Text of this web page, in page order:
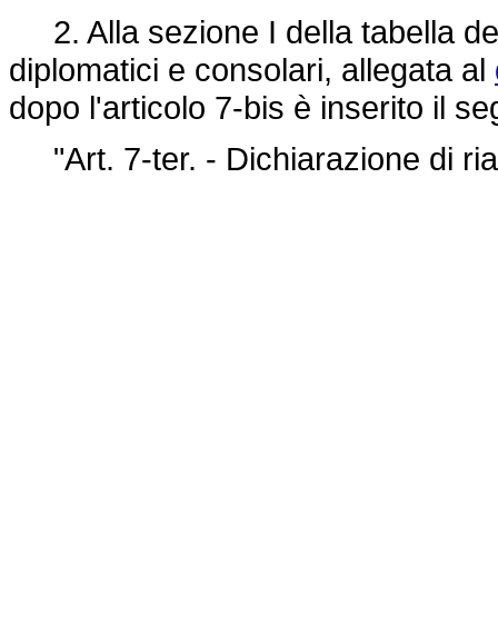
2. Alla sezione I della tabella
diplomatici e consolari, allegata al
dopo l'articolo 7-bis è inserito il
"Art. 7-ter. - Dichiarazione di